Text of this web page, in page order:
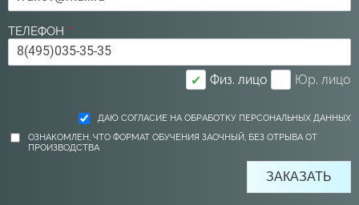
ТЕЛЕФОН *
✔ Физ. лицо Юр. лицо
ДАЮ СОГЛАСИЕ НА ОБРАБОТКУ ПЕРСОНАЛЬНЫХ ДАННЫХ
ОЗНАКОМЛЕН, ЧТО ФОРМАТ ОБУЧЕНИЯ ЗАОЧНЫЙ, БЕЗ ОТРЫВА ОТ
ПРОИЗВОДСТВА